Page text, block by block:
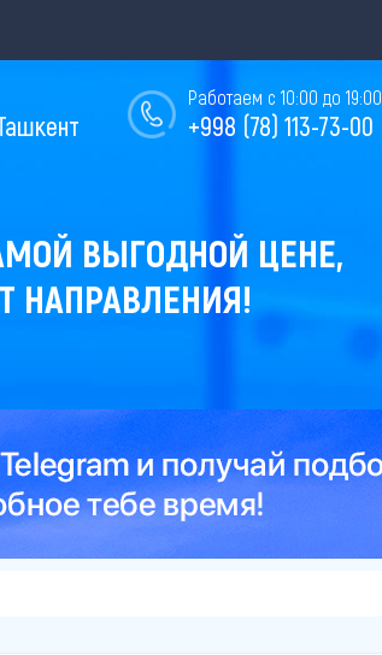
Работаем с 10:00 до 19:00
+998 (78) 113-73-00
ВЫГОДНОЙ ЦЕНЕ,
НАПРАВЛЕНИЯ!